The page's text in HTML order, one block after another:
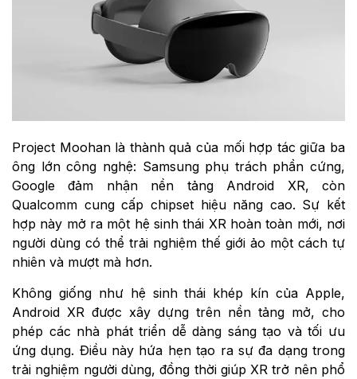
Project Moohan là thành quả của mối hợp tác giữa ba
ông lớn công nghệ: Samsung phụ trách phần cứng,
Google đảm nhận nền tảng Android XR, còn
Qualcomm cung cấp chipset hiệu năng cao. Sự kết
hợp này mở ra một hệ sinh thái XR hoàn toàn mới, nơi
người dùng có thể trải nghiệm thế giới ảo một cách tự
nhiên và mượt mà hơn.
Không giống như hệ sinh thái khép kín của Apple,
Android XR được xây dựng trên nền tảng mở, cho
phép các nhà phát triển dễ dàng sáng tạo và tối ưu
ứng dụng. Điều này hứa hẹn tạo ra sự đa dạng trong
trải nghiệm người dùng, đồng thời giúp XR trở nên phổ